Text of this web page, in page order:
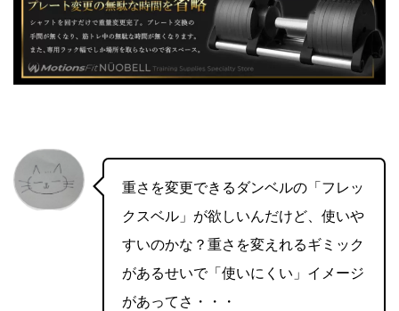
重さを変更できるダンベルの「フレッ
クスベル」が欲しいんだけど、使いや
すいのかな？重さを変えれるギミック
があるせいで「使いにくい」イメージ
があってさ・・・